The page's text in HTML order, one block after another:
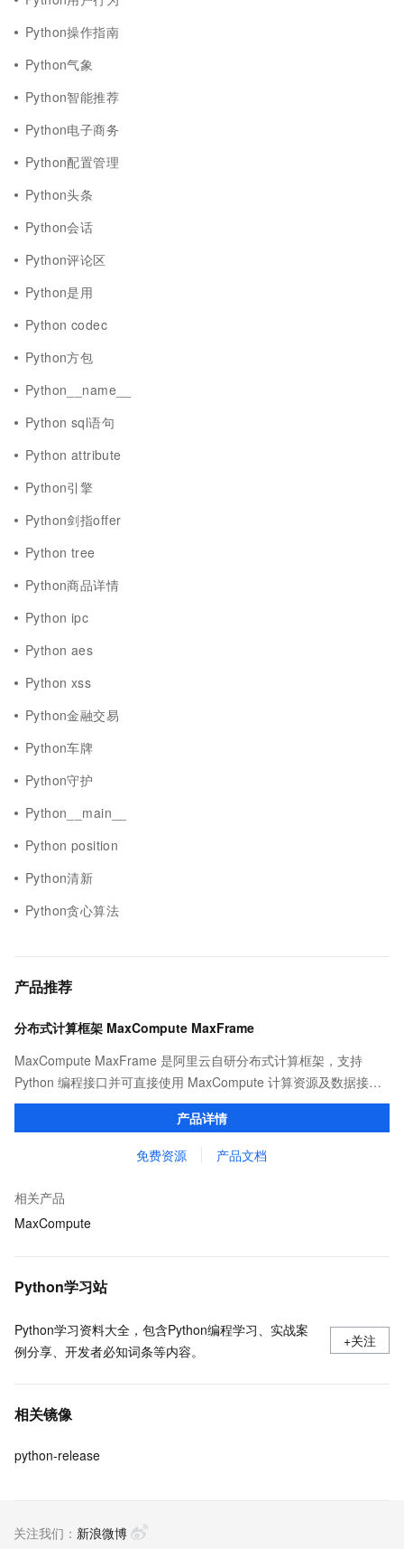
Python操作指南
Python气象
Python智能推荐
Python电子商务
Python配置管理
Python头条
Python会话
Python评论区
Python是用
Python codec
Python方包
Python__name__
Python sql语句
Python attribute
Python引擎
Python剑指offer
Python tree
Python商品详情
Python ipc
Python aes
Python xss
Python金融交易
Python车牌
Python守护
Python__main__
Python position
Python清新
Python贪心算法
产品推荐
分布式计算框架 MaxCompute MaxFrame
MaxCompute MaxFrame 是阿里云自研分布式计算框架，支持
Python 编程接口并可直接使用 MaxCompute 计算资源及数据接
口，与 MaxCompute Notebook、镜像管理等功能共同构成
MaxCompute 完整 Python 开发生态。
产品详情
免费资源 产品文档
相关产品
MaxCompute
Python学习站
Python学习资料大全，包含Python编程学习、实战案
例分享、开发者必知词条等内容。
+关注
相关镜像
python-release
关注我们： 新浪微博